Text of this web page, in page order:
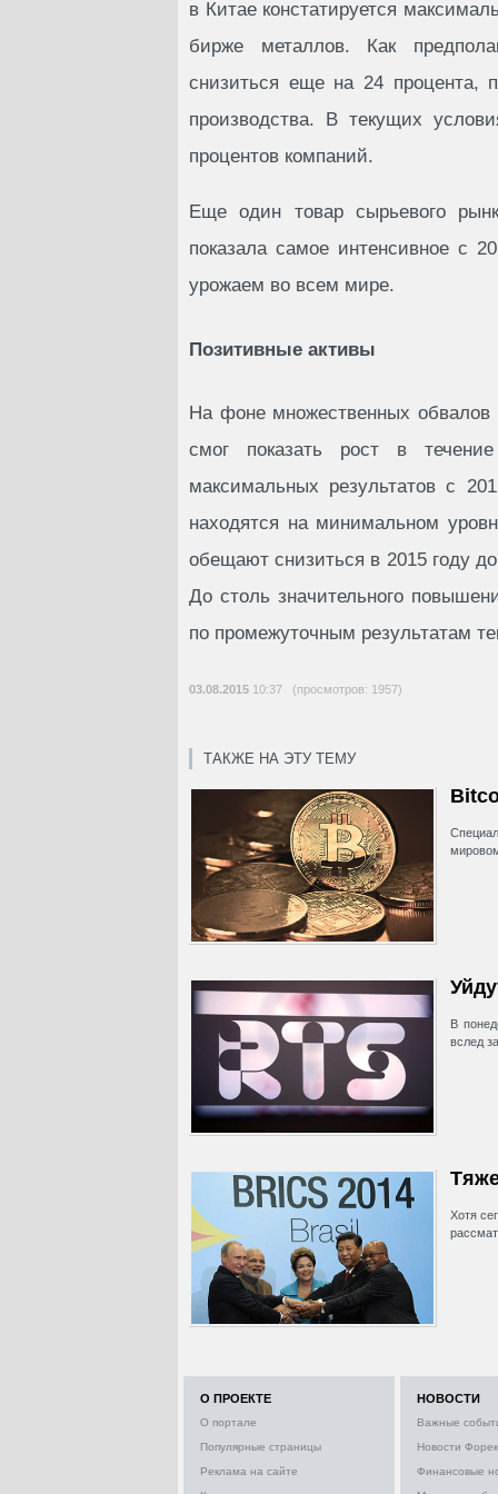
в Китае констатируется
бирже металлов. Как
снизиться еще на 24 процента,
производства. В текущих
процентов компаний.
Еще один товар сырьевого
показала самое интенсивное с
урожаем во всем мире.
Позитивные активы
На фоне множественных
смог показать рост в
максимальных результатов с
находятся на минимальном
обещают снизиться в 2015 году
До столь значительного
по промежуточным результатам
03.08.2015 10:37 (просмотров: 1957)
ТАКЖЕ НА ЭТУ ТЕМУ
В
вслед
Хотя
О ПРОЕКТЕ
О портале
Популярные страницы
Реклама на сайте
НОВОСТИ
Важные
Новости
Финансовые